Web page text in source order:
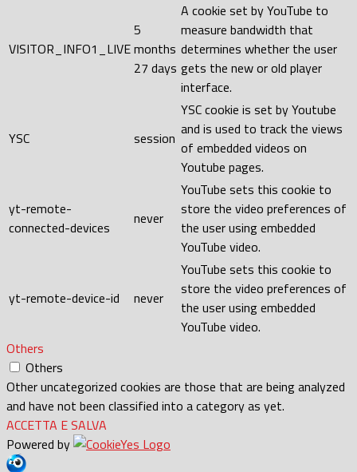
VISITOR_INFO1_LIVE
5
months
27 days
A cookie set by YouTube to
measure bandwidth that
determines whether the user
gets the new or old player
interface.
YSC session
YSC cookie is set by Youtube
and is used to track the views
of embedded videos on
Youtube pages.
yt-remote-
connected-devices
never
YouTube sets this cookie to
store the video preferences of
the user using embedded
YouTube video.
yt-remote-device-id never
YouTube sets this cookie to
store the video preferences of
the user using embedded
YouTube video.
Others
Others
Other uncategorized cookies are those that are being analyzed
and have not been classified into a category as yet.
ACCETTA E SALVA
Powered by